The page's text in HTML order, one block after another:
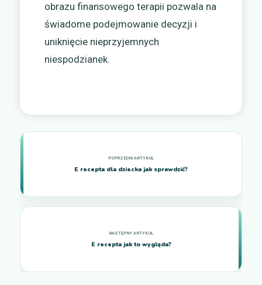
obrazu finansowego terapii pozwala na
świadome podejmowanie decyzji i
uniknięcie nieprzyjemnych
niespodzianek.
E recepta dla dziecka jak sprawdzić?
E recepta jak to wygląda?